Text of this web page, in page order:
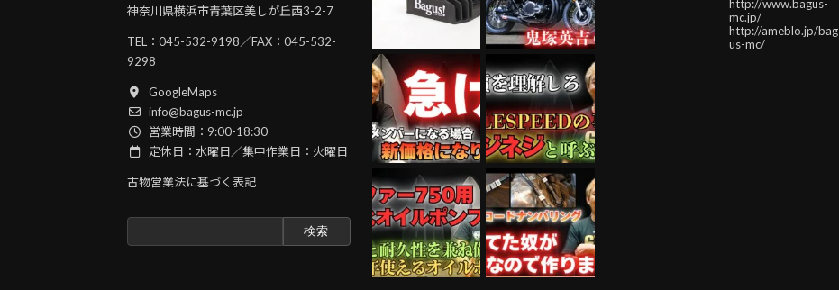
神奈川県横浜市青葉区美しが丘西3-2-7
TEL： 045-532-9198／FAX：045-532-
9298
GoogleMaps
info@bagus-mc.jp
営業時間：9:00-18:30
定休日：水曜日／集中作業日：火曜日
古物営業法に基づく表記
http://www.bagus-
mc.jp/
http://ameblo.jp/bag
us-mc/